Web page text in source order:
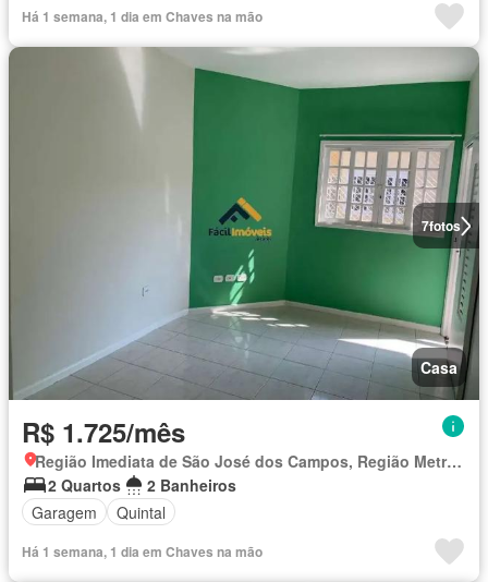
Há 1 semana, 1 dia em Chaves na mão
7fotos
Casa
R$ 1.725/mês
Região Imediata de São José dos Campos, Região Metropolitana do Vale do Paraíba e Litoral Norte
2 Quartos
2 Banheiros
Garagem
Quintal
Há 1 semana, 1 dia em Chaves na mão